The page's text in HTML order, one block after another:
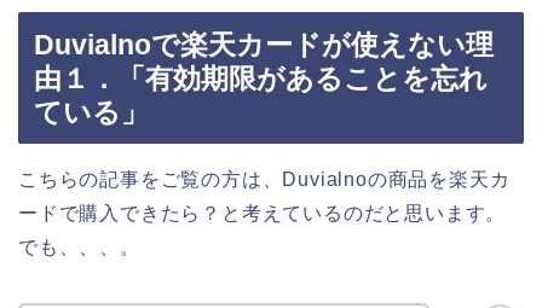
Duvialnoで楽天カードが使えない理
由１．「有効期限があることを忘れ
ている」
こちらの記事をご覧の方は、Duvialnoの商品を楽天カ
ードで購入できたら？と考えているのだと思います。
でも、、、。